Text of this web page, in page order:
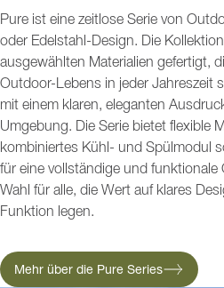
Pure ist eine zeitlose Serie von
oder Edelstahl-Design. Die
ausgewählten Materialien gefertigt,
Outdoor-Lebens in jeder Jahreszeit
mit einem klaren, eleganten
Umgebung. Die Serie bietet flexible
kombiniertes Kühl- und Spülmodul
für eine vollständige und
Wahl für alle, die Wert auf klares
Funktion legen.
Mehr über die Pure Series